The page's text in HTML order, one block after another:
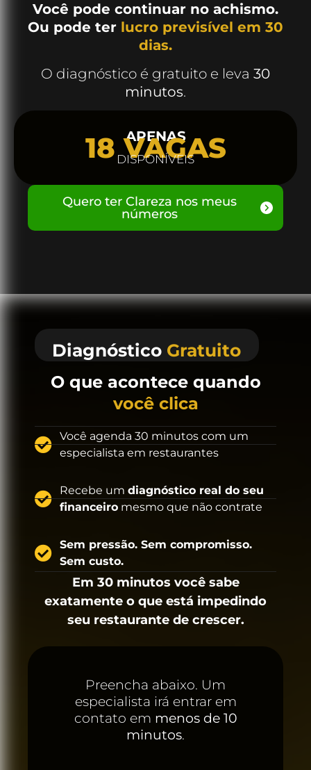
Você pode continuar no achismo.
Ou pode ter lucro previsível em 30
dias.
O diagnóstico é gratuito e leva 30
minutos.
APENAS
18 VAGAS
DISPONÍVEIS
Quero ter Clareza nos meus
números
Diagnóstico Gratuito
O que acontece quando
você clica
Você agenda 30 minutos com um
especialista em restaurantes
Recebe umdiagnóstico real do seu
financeiro mesmo que não contrate
Sem pressão. Sem compromisso.
Sem custo.
Em 30 minutos você sabe
exatamente o que está impedindo
seu restaurante de crescer.
Preencha abaixo. Um
especialista irá entrar em
contato em menos de 10
minutos.